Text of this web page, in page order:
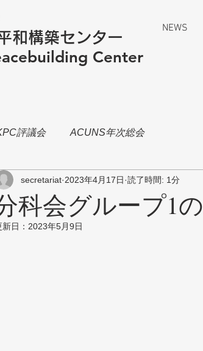
和構築センター
Center
NEWS
評議会 ACUNS年次総会
科会グループ1
secretariat 2023年4月17日 読了時間: 1分
日： 2023年5月9日